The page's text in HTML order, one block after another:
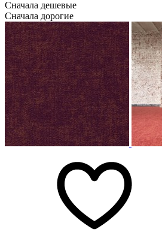
Сначала дешевые
Сначала дорогие